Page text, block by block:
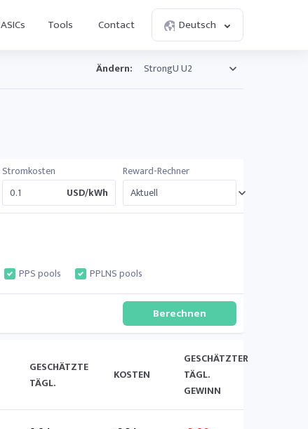
ASICs Tools Contact Deutsch
Ändern:
Stromkosten
USD/kWh
Reward-Rechner
PPS pools PPLNS pools
GESCHÄTZTE
TÄGL.
KOSTEN
GESCHÄTZTER
TÄGL.
GEWINN